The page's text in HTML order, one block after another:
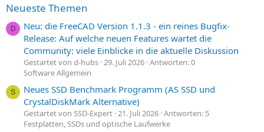
Neueste Themen
D
Neu: die FreeCAD Version 1.1.3 - ein reines Bugfix-
Release: Auf welche neuen Features wartet die
Community: viele Einblicke in die aktuelle Diskussion
Gestartet von d-hubs 29. Juli 2026 Antworten: 0
Software Allgemein
S
Neues SSD Benchmark Programm (AS SSD und
CrystalDiskMark Alternative)
Gestartet von SSD-Expert 21. Juli 2026 Antworten: 5
Festplatten, SSDs und optische Laufwerke